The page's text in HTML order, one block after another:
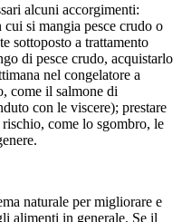
alcuni accorgimenti:
cui si mangia pesce crudo o
sottoposto a trattamento
di pesce crudo, acquistarlo
nel congelatore a
come il salmone di
con le viscere); prestare
come lo sgombro, le
naturale per migliorare e
alimenti in generale. Se il